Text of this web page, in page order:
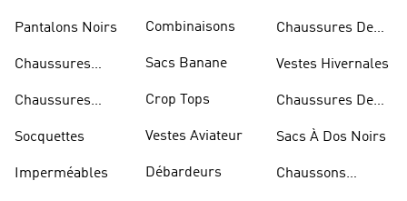
Pantalons Noirs
Chaussures
Chaussures
Socquettes
Imperméables
Combinaisons
Sacs Banane
Crop Tops
Vestes Aviateur
Débardeurs
Chaussures De
Vestes Hivernales
Chaussures De
Sacs À Dos Noirs
Chaussons